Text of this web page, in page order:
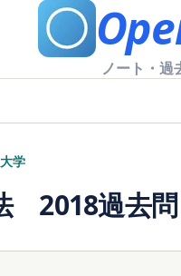
ノート・過
学
2018過去問